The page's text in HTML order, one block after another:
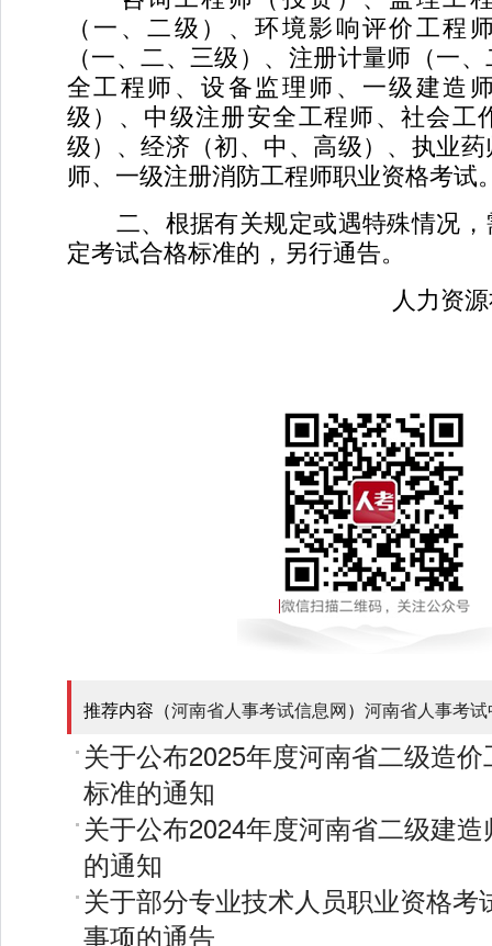
（一、二级）、环境影响评价工程
（一、二、三级）、注册计量师（一
全工程师、设备监理师、一级建造
级）、中级注册安全工程师、社会工
级）、经济（初、中、高级）、执业
师、一级注册消防工程师职业资格考试
二、根据有关规定或遇特殊情况，
定考试合格标准的，另行通告。
人力资源
推荐内容（河南省人事考试信息网） 河南省人事考
关于公布2025年度河南省二级造
标准的通知
关于公布2024年度河南省二级建
的通知
关于部分专业技术人员职业资格考
事项的通告